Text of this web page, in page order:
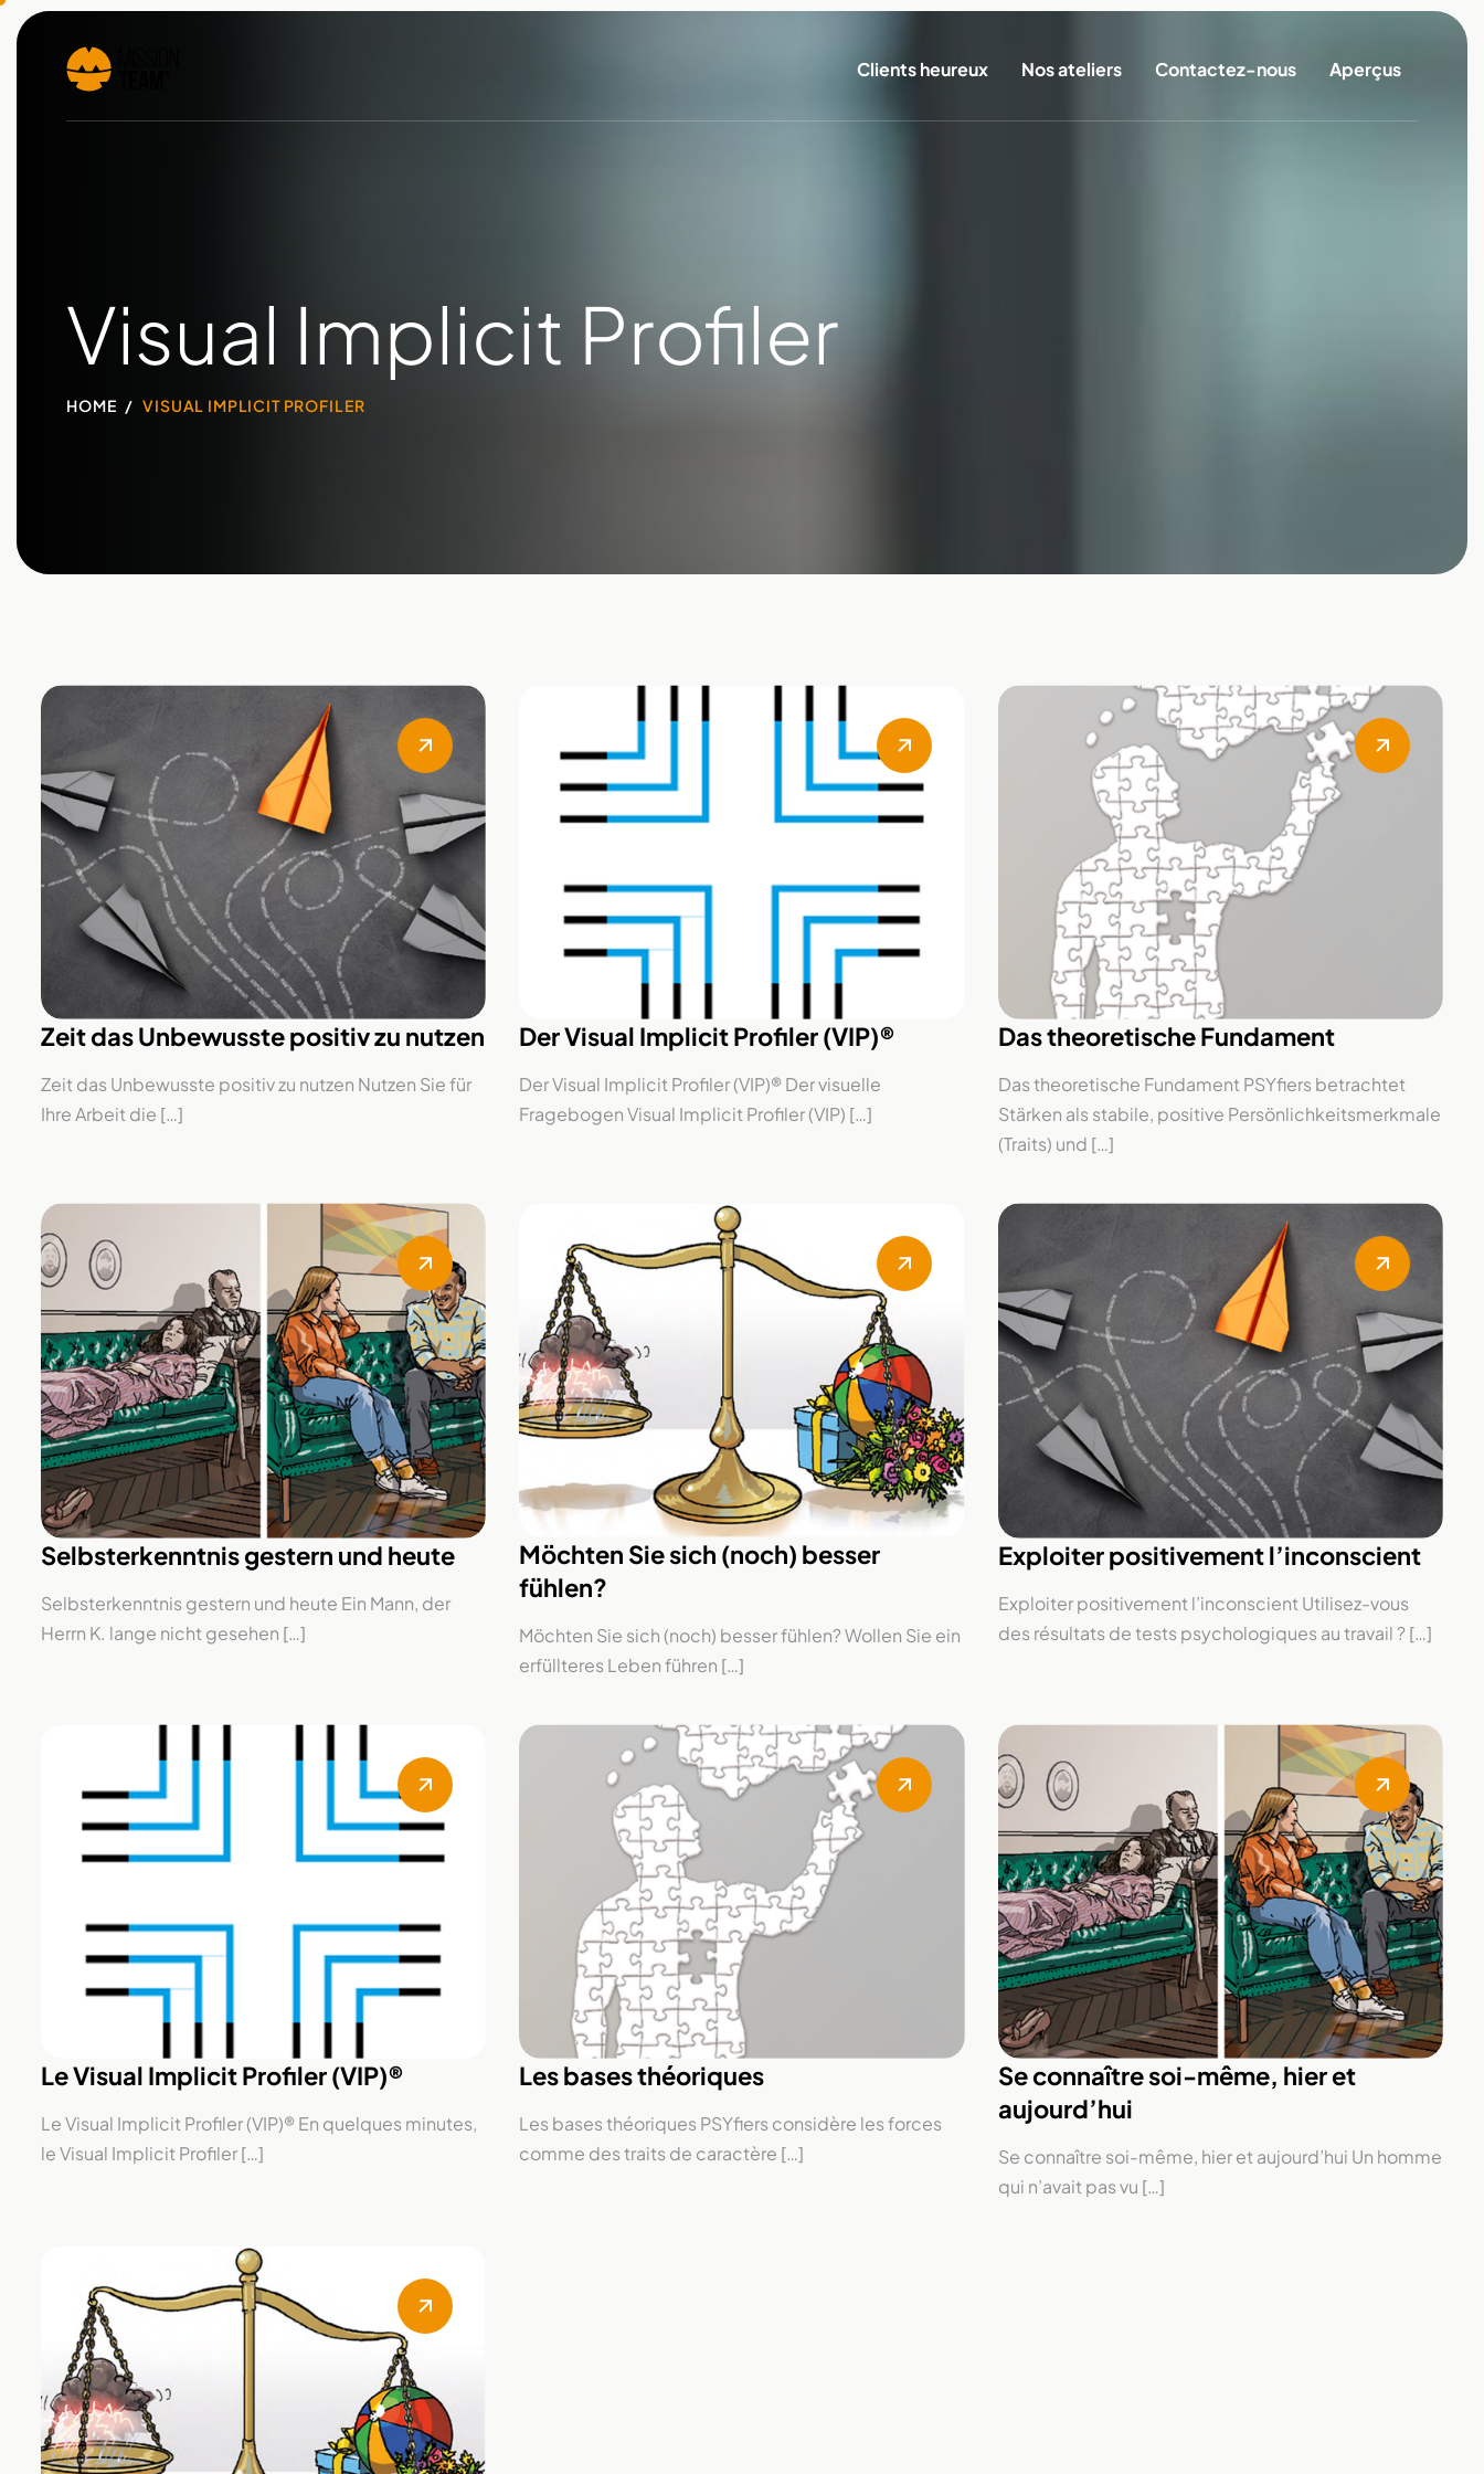
Clients heureux Nos ateliers Contactez-nous Aperçus
Visual Implicit Profiler
HOME VISUAL IMPLICIT PROFILER
Zeit das Unbewusste positiv zu nutzen
Zeit das Unbewusste positiv zu nutzen Nutzen Sie für
Ihre Arbeit die […]
Der Visual Implicit Profiler (VIP)®
Der Visual Implicit Profiler (VIP)® Der visuelle
Fragebogen Visual Implicit Profiler (VIP) […]
Das theoretische Fundament
Das theoretische Fundament PSYfiers betrachtet
Stärken als stabile, positive Persönlichkeitsmerkmale
(Traits) und […]
Selbsterkenntnis gestern und heute
Selbsterkenntnis gestern und heute Ein Mann, der
Herrn K. lange nicht gesehen […]
Möchten Sie sich (noch) besser
fühlen?
Möchten Sie sich (noch) besser fühlen? Wollen Sie ein
erfüllteres Leben führen […]
Exploiter positivement l’inconscient
Exploiter positivement l’inconscient Utilisez-vous
des résultats de tests psychologiques au travail ? […]
Le Visual Implicit Profiler (VIP)®
Le Visual Implicit Profiler (VIP)® En quelques minutes,
le Visual Implicit Profiler […]
Les bases théoriques
Les bases théoriques PSYfiers considère les forces
comme des traits de caractère […]
Se connaître soi-même, hier et
aujourd’hui
Se connaître soi-même, hier et aujourd’hui Un homme
qui n’avait pas vu […]